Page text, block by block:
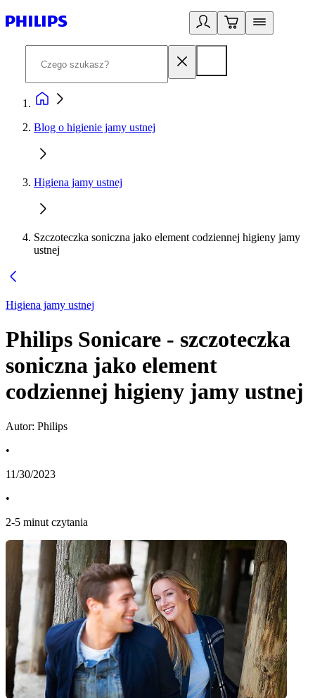
Blog o higienie jamy ustnej
Higiena jamy ustnej
Szczoteczka soniczna jako element codziennej higieny jamy
ustnej
Higiena jamy ustnej
Philips Sonicare - szczoteczka
soniczna jako element
codziennej higieny jamy ustnej
Autor: Philips
•
11/30/2023
•
2-5 minut czytania